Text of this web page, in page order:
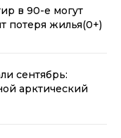
в 90-е могут
потеря жилья(0+)
сентябрь:
арктический